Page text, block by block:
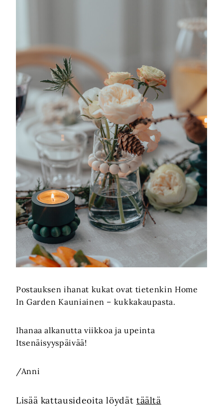
Postauksen ihanat kukat ovat tietenkin Home
In Garden Kauniainen – kukkakaupasta.
Ihanaa alkanutta viikkoa ja upeinta
Itsenäisyyspäivää!
/Anni
Lisää kattausideoita löydät täältä